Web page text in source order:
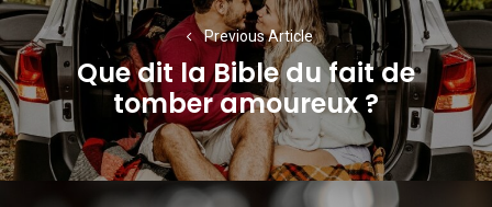
de
l’article
Previous Article
Previous
post:
Que dit la Bible du fait de
tomber amoureux ?